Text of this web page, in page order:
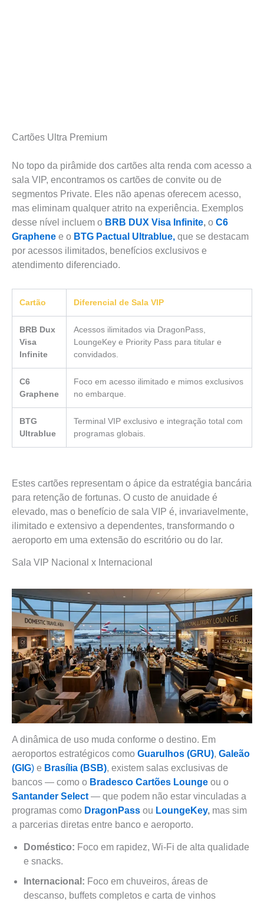
Cartões Ultra Premium
No topo da pirâmide dos cartões alta renda com acesso a
sala VIP, encontramos os cartões de convite ou de
segmentos Private. Eles não apenas oferecem acesso,
mas eliminam qualquer atrito na experiência. Exemplos
desse nível incluem o BRB DUX Visa Infinite, o C6
Graphene e o BTG Pactual Ultrablue, que se destacam
por acessos ilimitados, benefícios exclusivos e
atendimento diferenciado.
Cartão Diferencial de Sala VIP
BRB Dux
Visa
Infinite
Acessos ilimitados via DragonPass,
LoungeKey e Priority Pass para titular e
convidados.
C6
Graphene
Foco em acesso ilimitado e mimos exclusivos
no embarque.
BTG
Ultrablue
Terminal VIP exclusivo e integração total com
programas globais.
Estes cartões representam o ápice da estratégia bancária
para retenção de fortunas. O custo de anuidade é
elevado, mas o benefício de sala VIP é, invariavelmente,
ilimitado e extensivo a dependentes, transformando o
aeroporto em uma extensão do escritório ou do lar.
Sala VIP Nacional x Internacional
A dinâmica de uso muda conforme o destino. Em
aeroportos estratégicos como Guarulhos (GRU), Galeão
(GIG) e Brasília (BSB), existem salas exclusivas de
bancos — como o Bradesco Cartões Lounge ou o
Santander Select — que podem não estar vinculadas a
programas como DragonPass ou LoungeKey, mas sim
a parcerias diretas entre banco e aeroporto.
Doméstico: Foco em rapidez, Wi-Fi de alta qualidade
e snacks.
Internacional: Foco em chuveiros, áreas de
descanso, buffets completos e carta de vinhos